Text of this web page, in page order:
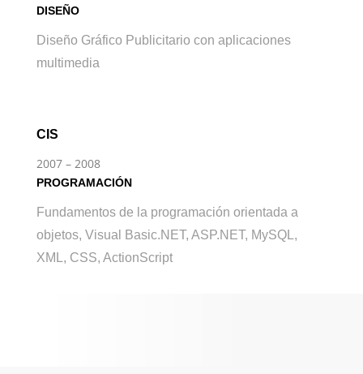
DISEÑO
Diseño Gráfico Publicitario con aplicaciones
multimedia
CIS
2007 – 2008
PROGRAMACIÓN
Fundamentos de la programación orientada a
objetos, Visual Basic.NET, ASP.NET, MySQL,
XML, CSS, ActionScript